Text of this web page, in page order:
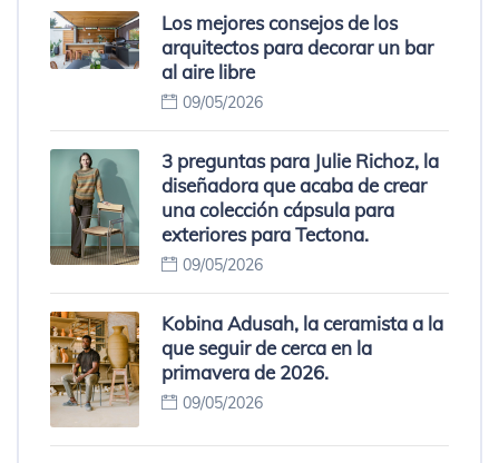
Los mejores consejos de los
arquitectos para decorar un bar
al aire libre
09/05/2026
3 preguntas para Julie Richoz, la
diseñadora que acaba de crear
una colección cápsula para
exteriores para Tectona.
09/05/2026
Kobina Adusah, la ceramista a la
que seguir de cerca en la
primavera de 2026.
09/05/2026